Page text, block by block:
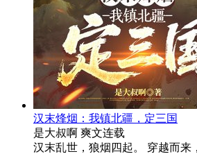
汉末烽烟：我镇北疆，定三国
是大叔啊 爽文连载
汉末乱世，狼烟四起。 穿越而